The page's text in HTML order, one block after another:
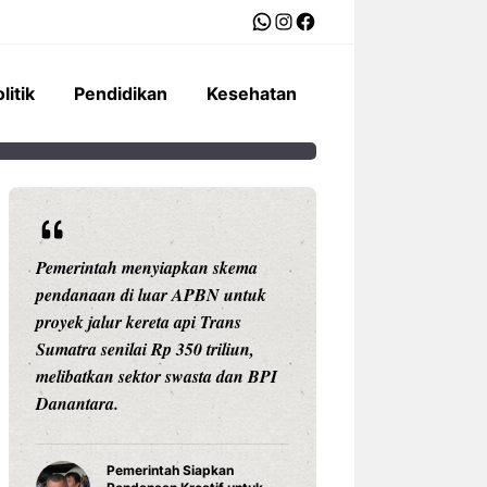
WhatsApp
Instagram
Facebook
Pendidikan Kesehatan
Pemerintah menyiapkan skema
pendanaan di luar APBN untuk
proyek jalur kereta api Trans
Sumatra senilai Rp 350 triliun,
melibatkan sektor swasta dan BPI
Danantara.
Pemerintah Siapkan